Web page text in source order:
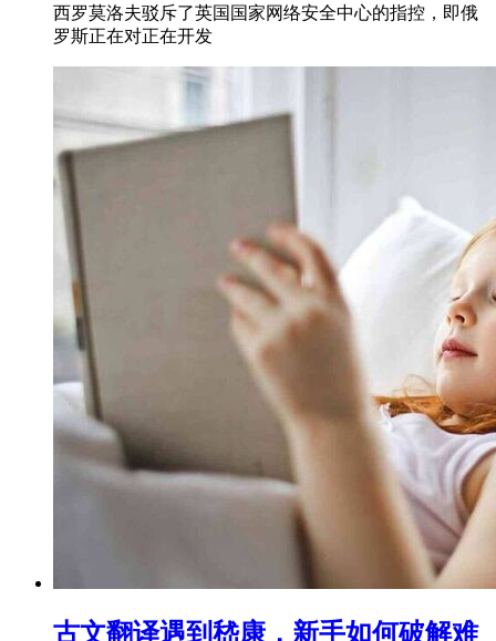
西罗莫洛夫驳斥了英国国家网络安全中心的指控，即俄
罗斯正在对正在开发
古文翻译遇到嵇康，新手如何破解难